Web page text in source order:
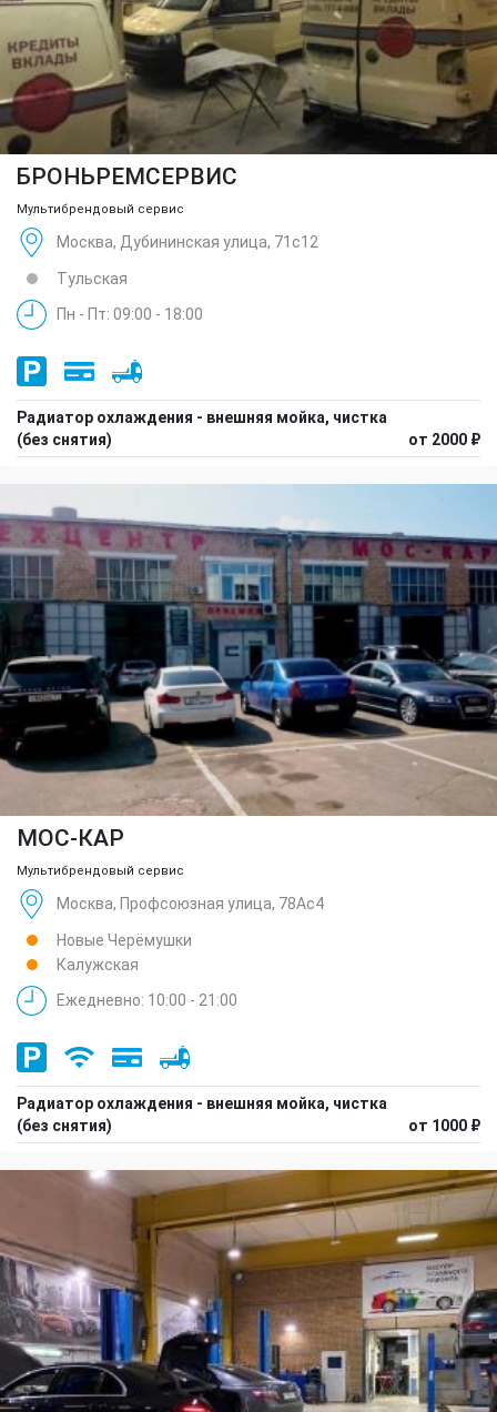
БРОНЬРЕМСЕРВИС
Мультибрендовый сервис
Москва, Дубининская улица, 71с12
Тульская
Пн - Пт: 09:00 - 18:00
Радиатор охлаждения - внешняя мойка, чистка
(без снятия)
от 2000 ₽
МОС-КАР
Мультибрендовый сервис
Москва, Профсоюзная улица, 78Ас4
Новые Черёмушки
Калужская
Ежедневно: 10:00 - 21:00
Радиатор охлаждения - внешняя мойка, чистка
(без снятия)
от 1000 ₽